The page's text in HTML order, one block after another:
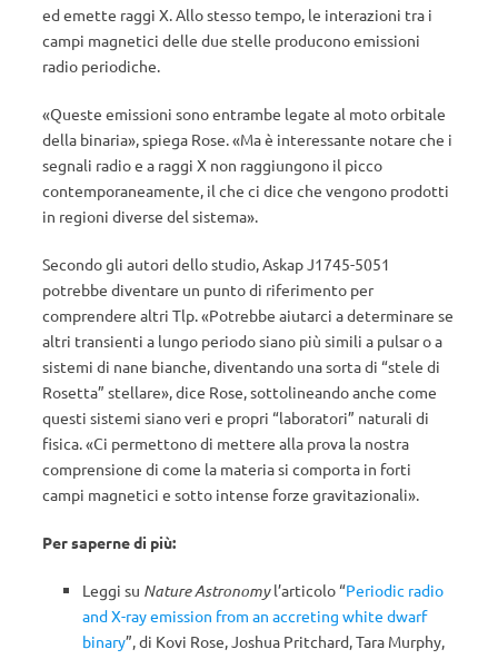
ed emette raggi X. Allo stesso tempo, le interazioni tra i
campi magnetici delle due stelle producono emissioni
radio periodiche.
«Queste emissioni sono entrambe legate al moto orbitale
della binaria», spiega Rose. «Ma è interessante notare che i
segnali radio e a raggi X non raggiungono il picco
contemporaneamente, il che ci dice che vengono prodotti
in regioni diverse del sistema».
Secondo gli autori dello studio, Askap J1745-5051
potrebbe diventare un punto di riferimento per
comprendere altri Tlp. «Potrebbe aiutarci a determinare se
altri transienti a lungo periodo siano più simili a pulsar o a
sistemi di nane bianche, diventando una sorta di “stele di
Rosetta” stellare», dice Rose, sottolineando anche come
questi sistemi siano veri e propri “laboratori” naturali di
fisica. «Ci permettono di mettere alla prova la nostra
comprensione di come la materia si comporta in forti
campi magnetici e sotto intense forze gravitazionali».
Per saperne di più:
Leggi su Nature Astronomyl’articolo “Periodic radio
and X-ray emission from an accreting white dwarf
binary”, di Kovi Rose, Joshua Pritchard, Tara Murphy,